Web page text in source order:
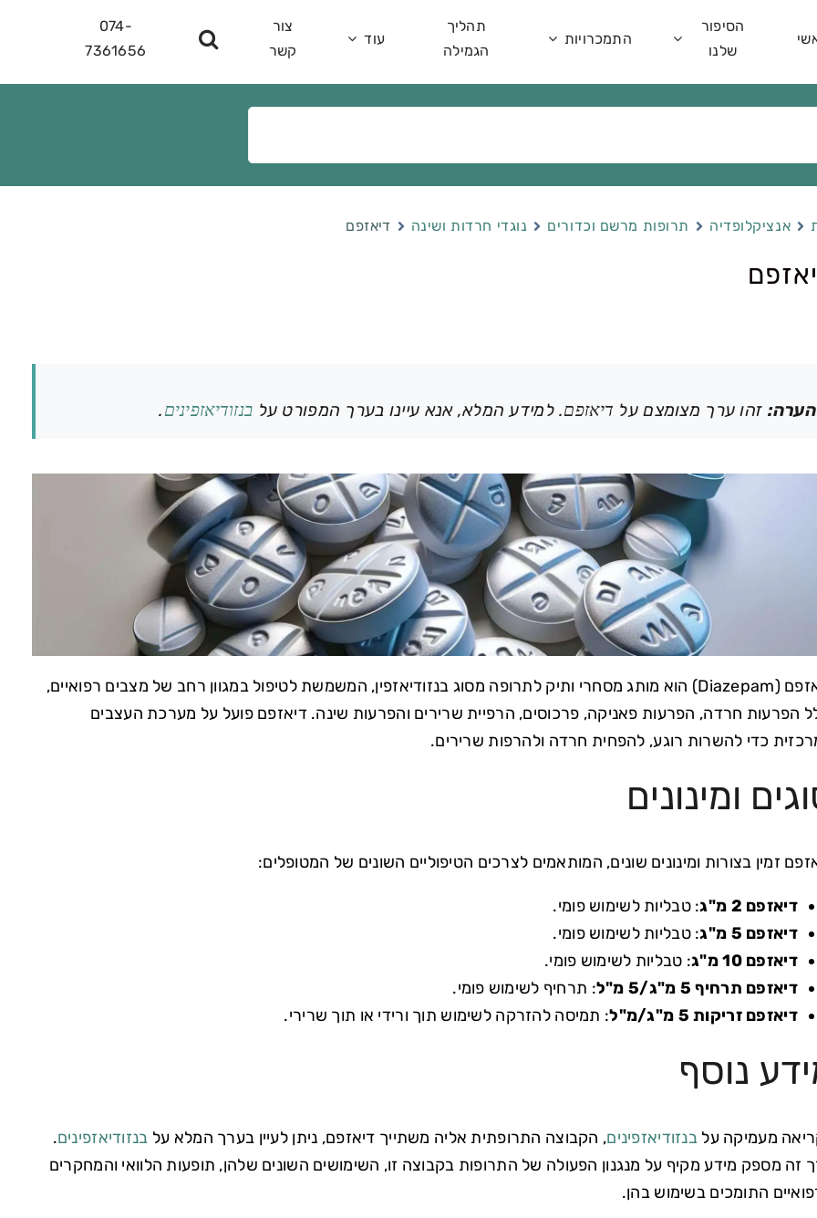
הסיפור
שלנו
התמכרויות
תהליך
הגמילה
עוד
צור
קשר
074-
7361656
אנציקלופדיה תרופות מרשם וכדורים נוגדי חרדות ושינה דיאזפם
הערה: זהו ערך מצומצם על דיאזפם. למידע המלא, אנא עיינו בערך המפורט על בנזודיאזפינים.
דיאזפם (Diazepam) הוא מותג מסחרי ותיק לתרופה מסוג בנזודיאזפין, המשמשת לטיפול במגוון רחב של מצבים רפואיים,
הפרעות חרדה, הפרעות פאניקה, פרכוסים, הרפיית שרירים והפרעות שינה. דיאזפם פועל על מערכת העצבים
כדי להשרות רוגע, להפחית חרדה ולהרפות שרירים.
ומינונים
זמין בצורות ומינונים שונים, המותאמים לצרכים הטיפוליים השונים של המטופלים:
דיאזפם 2 מ"ג
: טבליות לשימוש פומי.
דיאזפם 5 מ"ג
: טבליות לשימוש פומי.
דיאזפם 10 מ"ג
: טבליות לשימוש פומי.
דיאזפם תרחיף 5 מ"ג/5 מ"ל
: תרחיף לשימוש פומי.
דיאזפם זריקות 5 מ"ג/מ"ל
: תמיסה להזרקה לשימוש תוך ורידי או תוך שרירי.
נוסף
מעמיקה עלבנזודיאזפינים, הקבוצה התרופתית אליה משתייך דיאזפם, ניתן לעיין בערך המלא על בנזודיאזפינים.
זה מספק מידע מקיף על מנגנון הפעולה של התרופות בקבוצה זו, השימושים השונים שלהן, תופעות הלוואי והמחקרים
התומכים בשימוש בהן.